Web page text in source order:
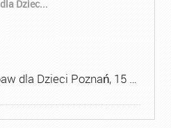
Dziec...
dla Dzieci Poznań, 15 …